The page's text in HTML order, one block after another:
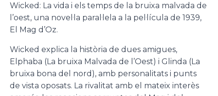
Wicked: La vida i els temps de la bruixa malvada de
l’oest, una novel·la paral·lela a la pel·lícula de 1939,
El Mag d’Oz.
Wicked explica la història de dues amigues,
Elphaba (La bruixa Malvada de l’Oest) i Glinda (La
bruixa bona del nord), amb personalitats i punts
de vista oposats. La rivalitat amb el mateix interès